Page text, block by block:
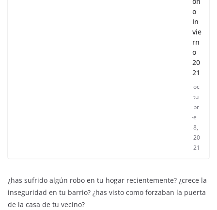
o
In
vie
rn
o
20
21
oc
tu
br
e
8,
20
21
¿has sufrido algún robo en tu hogar recientemente? ¿crece la
inseguridad en tu barrio? ¿has visto como forzaban la puerta
de la casa de tu vecino?